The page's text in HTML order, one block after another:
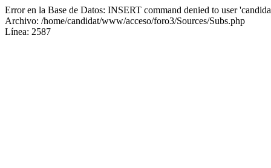
Error en la Base de Datos: INSERT command denied to user
Archivo: /home/candidat/www/acceso/foro3/Sources/Subs.php
Línea: 2587